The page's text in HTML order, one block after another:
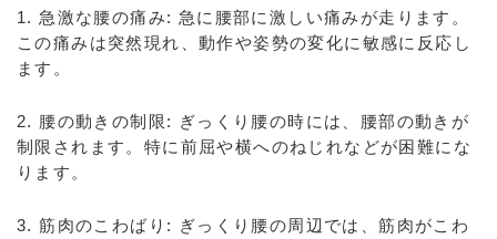
1. 急激な腰の痛み: 急に腰部に激しい痛みが走ります。
この痛みは突然現れ、動作や姿勢の変化に敏感に反応し
ます。
2. 腰の動きの制限: ぎっくり腰の時には、腰部の動きが
制限されます。特に前屈や横へのねじれなどが困難にな
ります。
3. 筋肉のこわばり: ぎっくり腰の周辺では、筋肉がこわ